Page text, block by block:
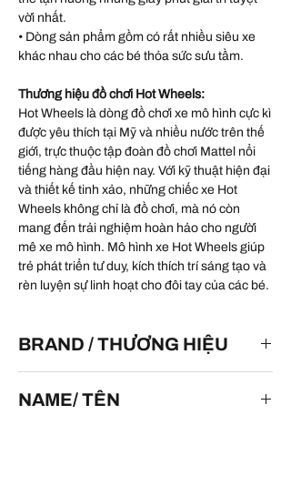
vời nhất.
• Dòng sản phẩm gồm có rất nhiều siêu xe
khác nhau cho các bé thỏa sức sưu tầm.
Thương hiệu đồ chơi Hot Wheels:
Hot Wheels là dòng đồ chơi xe mô hình cực kì
được yêu thích tại Mỹ và nhiều nước trên thế
giới, trực thuộc tập đoàn đồ chơi Mattel nổi
tiếng hàng đầu hiện nay. Với kỹ thuật hiện đại
và thiết kế tinh xảo, những chiếc xe Hot
Wheels không chỉ là đồ chơi, mà nó còn
mang đến trải nghiệm hoàn hảo cho người
mê xe mô hình. Mô hình xe Hot Wheels giúp
trẻ phát triển tư duy, kích thích trí sáng tạo và
rèn luyện sự linh hoạt cho đôi tay của các bé.
BRAND / THƯƠNG HIỆU
NAME/ TÊN